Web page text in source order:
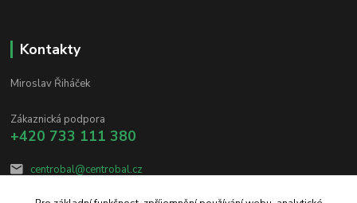
Kontakty
Miroslav Řiháček
Zákaznická podpora
+420 733 111 380
centrobal@centrobal.cz